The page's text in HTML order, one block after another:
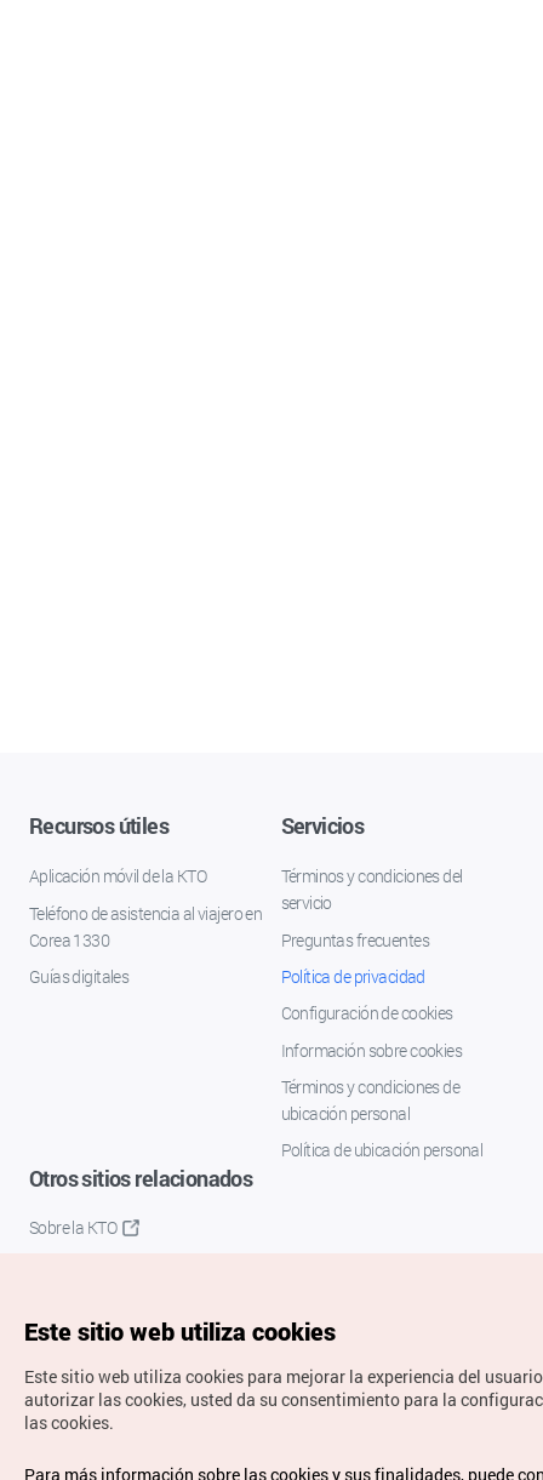
Recursos útiles
Aplicación móvil de la KTO
Teléfono de asistencia al viajero en
Corea 1330
Guías digitales
Servicios
Términos y condiciones del
servicio
Preguntas frecuentes
Política de privacidad
Configuración de cookies
Información sobre cookies
Términos y condiciones de
ubicación personal
Política de ubicación personal
Otros sitios relacionados
Sobre la KTO
Copyrights © Organización de Turismo de Corea. Todos los
Este sitio web utiliza cookies
Este sitio web utiliza cookies para mejorar la experiencia del
autorizar las cookies, usted da su consentimiento para la
las cookies.
Para más información sobre las cookies y sus finalidades, puede